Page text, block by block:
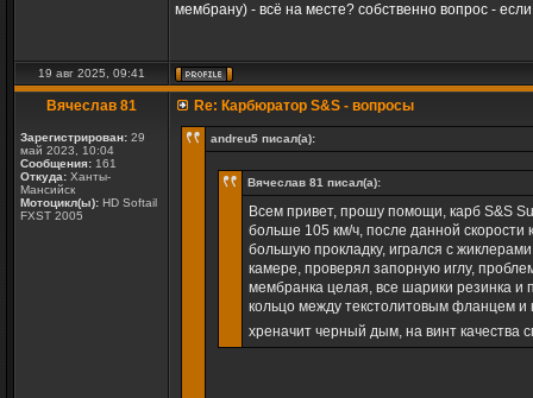
мембрану) - всё на месте? собственно вопрос -
19 авг 2025, 09:41
Вячеслав 81
Зарегистрирован: 29
май 2023, 10:04
Сообщения: 161
Откуда: Ханты-
Мансийск
Мотоцикл(ы): HD Softail
FXST 2005
Re: Карбюратор S&S - вопросы
andreu5 писал(а):
Вячеслав 81 писал(а):
Всем привет, прошу помощи, карб S&S
больше 105 км/ч, после данной скорости
большую прокладку, игрался с
камере, проверял запорную иглу,
мембранка целая, все шарики резинка и
кольцо между текстолитовым фланцем и
хреначит черный дым, на винт качества